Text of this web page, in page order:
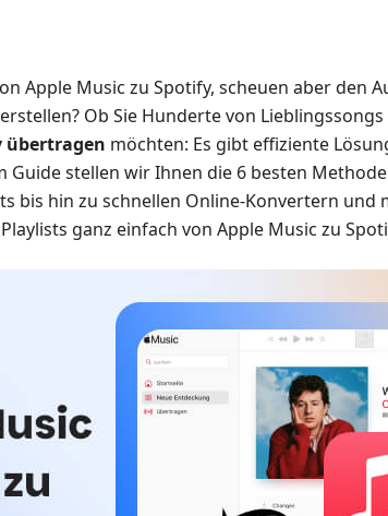
Apple Music zu Spotify, scheuen aber den
Ob Sie Hunderte von
übertragen möchten: Es gibt effiziente
Guide stellen wir Ihnen die 6 besten
bis hin zu schnellen Online-Konvertern und
ganz einfach von Apple Music zu